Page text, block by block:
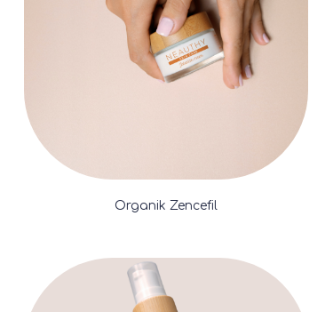
Organik Zencefil